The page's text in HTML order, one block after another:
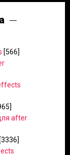
[566]
after
[3336]